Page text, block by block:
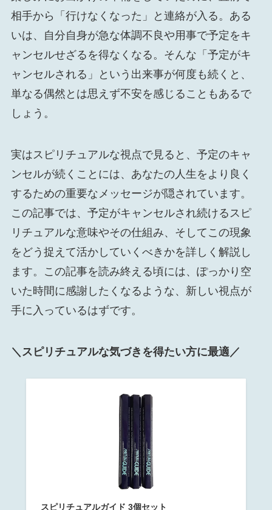
相手から「行けなくなった」と連絡が入る。ある
いは、自分自身が急な体調不良や用事で予定をキ
ャンセルせざるを得なくなる。そんな「予定がキ
ャンセルされる」という出来事が何度も続くと、
単なる偶然とは思えず不安を感じることもあるで
しょう。
実はスピリチュアルな視点で見ると、予定のキャ
ンセルが続くことには、あなたの人生をより良く
するための重要なメッセージが隠されています。
この記事では、予定がキャンセルされ続けるスピ
リチュアルな意味やその仕組み、そしてこの現象
をどう捉えて活かしていくべきかを詳しく解説し
ます。この記事を読み終える頃には、ぽっかり空
いた時間に感謝したくなるような、新しい視点が
手に入っているはずです。
＼スピリチュアルな気づきを得たい方に最適／
スピリチュアルガイド 3個セット